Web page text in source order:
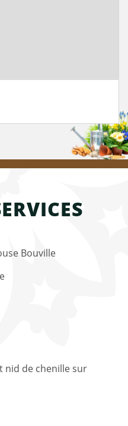
Bouville
nid de chenille sur